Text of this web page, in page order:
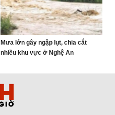
Mưa lớn gây ngập lụt, chia cắt
nhiều khu vực ở Nghệ An